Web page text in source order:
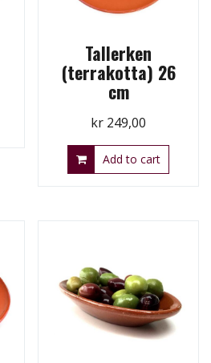
Tallerken
(terrakotta) 26
cm
kr 249,00
Add to cart